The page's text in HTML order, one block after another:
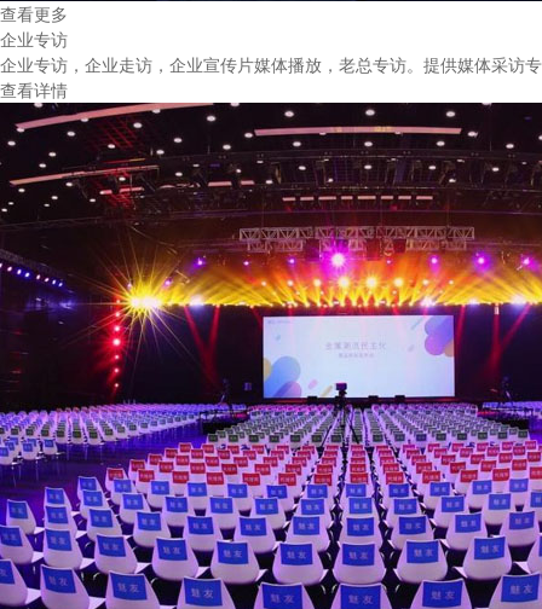
查看更多
企业专访
企业专访，企业走访，企业宣传片媒体播放，老总专访。提供媒体采访
查看详情